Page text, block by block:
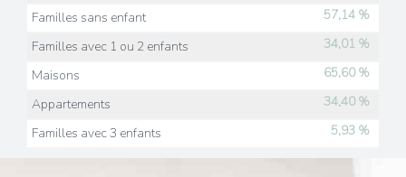
Familles sans enfant
57,14 %
Familles avec 1 ou 2 enfants
34,01 %
Maisons
65,60 %
Appartements
34,40 %
Familles avec 3 enfants
5,93 %